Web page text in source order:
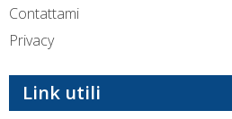
Contattami
Privacy
Link utili